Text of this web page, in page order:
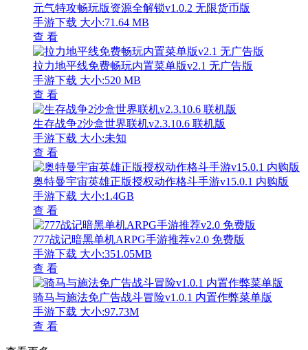
元气特攻畅玩版资源全解锁v1.0.2 无限货币版
手游下载 大小:71.64 MB
查 看
拉力地平线免费畅玩内置菜单版v2.1 无广告版
手游下载 大小:520 MB
查 看
生存战争2沙盒世界联机v2.3.10.6 联机版
手游下载 大小:未知
查 看
奥特曼宇宙英雄正版授权动作格斗手游v15.0.1 内购版
手游下载 大小:1.4GB
查 看
777战记暗黑单机ARPG手游推荐v2.0 免费版
手游下载 大小:351.05MB
查 看
骑马与施法免广告战斗冒险v1.0.1 内置作弊菜单版
手游下载 大小:97.73M
查 看